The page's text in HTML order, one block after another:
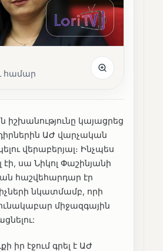
համար
կայացրեց
ԱԺ վարչական
վերաբերյալ։ Ինչպես
սա Նիկոլ Փաշինյանի
հաշվեհարդար էր
նկատմամբ, որի
միջազգային
իր էջում գրել է ԱԺ